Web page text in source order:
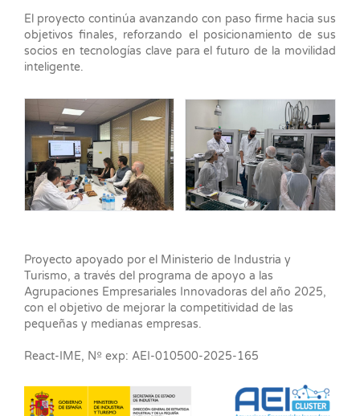
El proyecto continúa avanzando con paso firme hacia sus
objetivos finales, reforzando el posicionamiento de sus
socios en tecnologías clave para el futuro de la movilidad
inteligente.
Proyecto apoyado por el Ministerio de Industria y
Turismo, a través del programa de apoyo a las
Agrupaciones Empresariales Innovadoras del año 2025,
con el objetivo de mejorar la competitividad de las
pequeñas y medianas empresas.
React-IME, Nº exp: AEI-010500-2025-165